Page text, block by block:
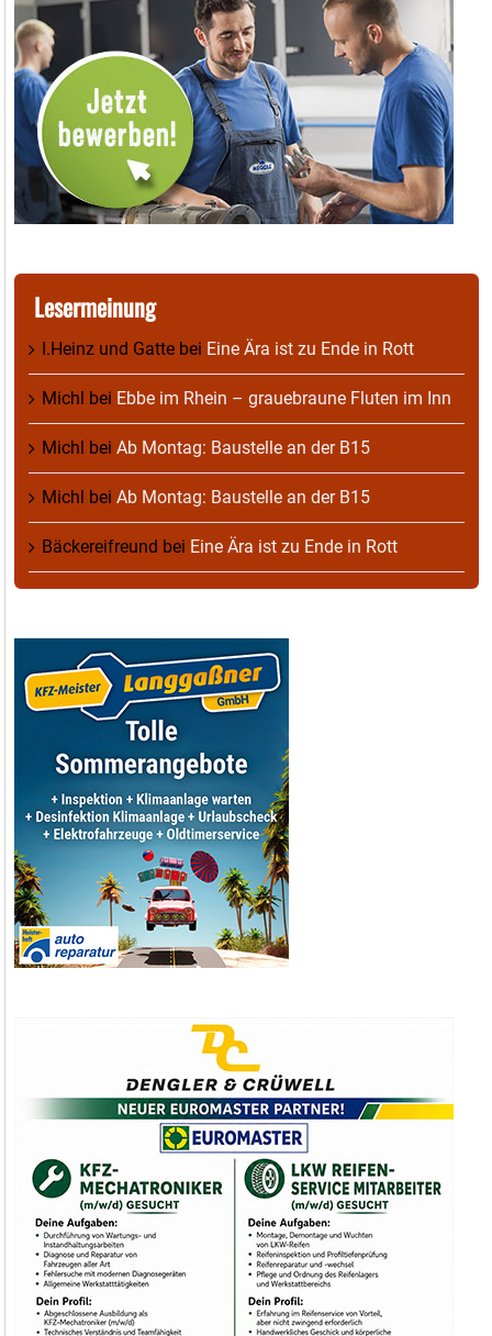
Lesermeinung
I.Heinz und Gatte bei Eine Ära ist zu Ende in Rott
Michl bei Ebbe im Rhein – grauebraune Fluten im Inn
Michl bei Ab Montag: Baustelle an der B15
Michl bei Ab Montag: Baustelle an der B15
Bäckereifreund bei Eine Ära ist zu Ende in Rott